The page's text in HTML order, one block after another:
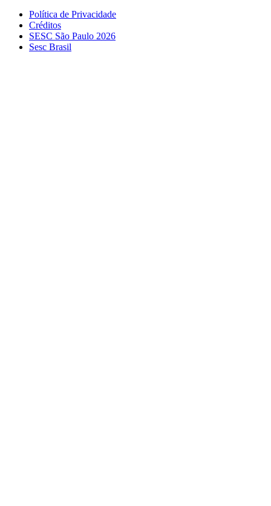
Política de Privacidade
Créditos
SESC São Paulo 2026
Sesc Brasil